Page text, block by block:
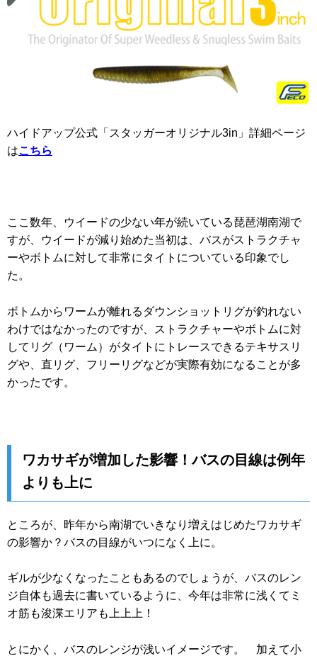
ハイドアップ公式「スタッガーオリジナル3in」詳細ページ
はこちら
ここ数年、ウイードの少ない年が続いている琵琶湖南湖で
すが、ウイードが減り始めた当初は、バスがストラクチャ
ーやボトムに対して非常にタイトについている印象でし
た。
ボトムからワームが離れるダウンショットリグが釣れない
わけではなかったのですが、ストラクチャーやボトムに対
してリグ（ワーム）がタイトにトレースできるテキサスリ
グや、直リグ、フリーリグなどが実際有効になることが多
かったです。
ワカサギが増加した影響！バスの目線は例年
よりも上に
ところが、昨年から南湖でいきなり増えはじめたワカサギ
の影響か？バスの目線がいつになく上に。
ギルが少なくなったこともあるのでしょうが、バスのレン
ジ自体も過去に書いているように、今年は非常に浅くてミ
オ筋も浚渫エリアも上上上！
とにかく、バスのレンジが浅いイメージです。 加えて小